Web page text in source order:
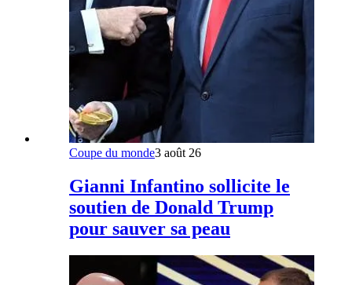
Coupe du monde3 août 26
Gianni Infantino sollicite le
soutien de Donald Trump
pour sauver sa peau